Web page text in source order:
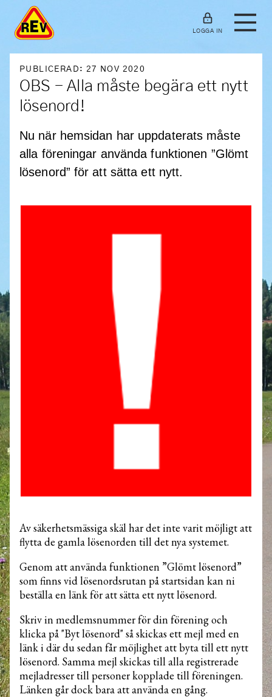
LOGGA IN
PUBLICERAD: 27 NOV 2020
OBS - Alla måste begära ett nytt
lösenord!
Nu när hemsidan har uppdaterats måste
alla föreningar använda funktionen ”Glömt
lösenord” för att sätta ett nytt.
Av säkerhetsmässiga skäl har det inte varit möjligt att
flytta de gamla lösenorden till det nya systemet.
Genom att använda funktionen ”Glömt lösenord”
som finns vid lösenordsrutan på startsidan kan ni
beställa en länk för att sätta ett nytt lösenord.
Skriv in medlemsnummer för din förening och
klicka på "Byt lösenord" så skickas ett mejl med en
länk i där du sedan får möjlighet att byta till ett nytt
lösenord. Samma mejl skickas till alla registrerade
mejladresser till personer kopplade till föreningen.
Länken går dock bara att använda en gång.